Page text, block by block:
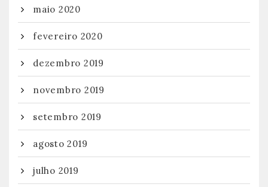
maio 2020
fevereiro 2020
dezembro 2019
novembro 2019
setembro 2019
agosto 2019
julho 2019